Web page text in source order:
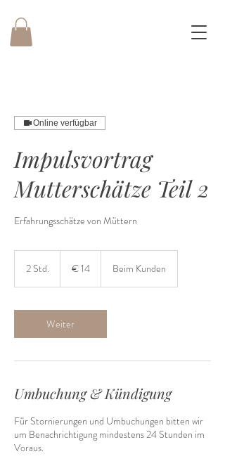
Online verfügbar
Impulsvortrag
Mutterschätze Teil 2
Erfahrungsschätze von Müttern
2 Std.
d
.
€ 14 Beim Kunden
Weiter
Umbuchung & Kündigung
Für Stornierungen und Umbuchungen bitten wir
um Benachrichtigung mindestens 24 Stunden im
Voraus.